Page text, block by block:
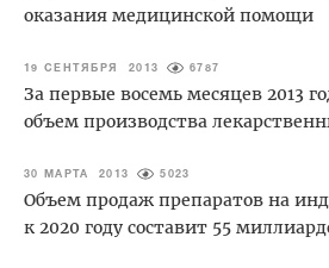
оказания медицинской помощи
19 СЕНТЯБРЯ 2013 6787
За первые восемь месяцев 2013
объем производства
30 МАРТА 2013 5023
Объем продаж препаратов на
к 2020 году составит 55